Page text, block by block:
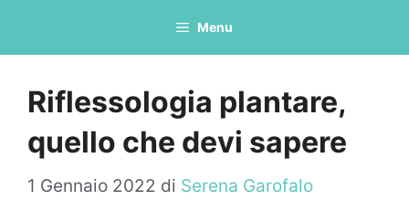
Menu
Riflessologia plantare,
quello che devi sapere
1 Gennaio 2022 di Serena Garofalo